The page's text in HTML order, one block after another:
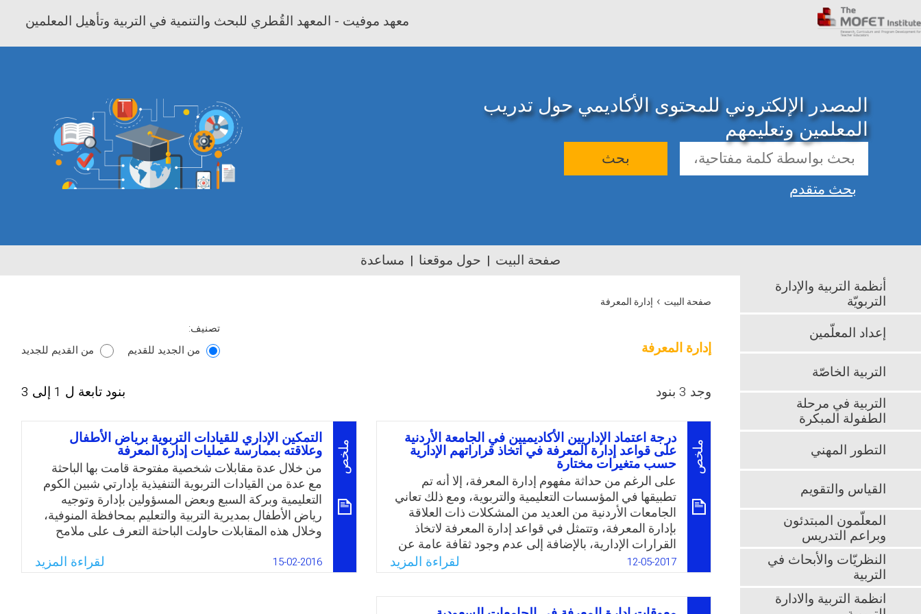
معهد موفيت - المعهد القُطري للبحث والتنمية في التربية وتأهيل المعلمين
المصدر الإلكتروني للمحتوى الأكاديمي حول تدريب
المعلمين وتعليمهم
بحث
بحث متقدم
صفحة البيت حول موقعنا مساعدة
صفحة البيت › إدارة المعرفة
إدارة المعرفة
تصنيف:
من الجديد للقديم
من القديم للجديد
وجد 3 بنود بنود تابعة ل 1 إلى 3
ملخص
درجة اعتماد الإداريين الأكاديميين في الجامعة الأردنية
على قواعد إدارة المعرفة في اتخاذ قراراتهم الإدارية
حسب متغيرات مختارة
على الرغم من حداثة مفهوم إدارة المعرفة، إلا أنه تم
تطبيقها في المؤسسات التعليمية والتربوية، ومع ذلك تعاني
الجامعات الأردنية من العديد من المشكلات ذات العلاقة
بإدارة المعرفة، وتتمثل في قواعد إدارة المعرفة لاتخاذ
القرارات الإدارية، بالإضافة إلى عدم وجود ثقافة عامة عن
هذا الموضوع، أضف إلى ذلك عدم اهتمام الجامعات الأردنية
متمثلة بإداراتها والتشجيع على العمل الجماعي والتكاتف
والتواصل فيما بين الجامعات وفيما بين الموظفين على
مختلف المستويات الإدارية، ويمكن القول أن الجامعات بما
12-05-2017 لقراءة المزيد
ملخص
التمكين الإداري للقيادات التربوية برياض الأطفال
وعلاقته بممارسة عمليات إدارة المعرفة
من خلال عدة مقابلات شخصية مفتوحة قامت بها الباحثة
مع عدة من القيادات التربوية التنفيذية بإدارتي شبين الكوم
التعليمية وبركة السبع وبعض المسؤولين بإدارة وتوجيه
رياض الأطفال بمديرية التربية والتعليم بمحافظة المنوفية،
وخلال هذه المقابلات حاولت الباحثة التعرف على ملامح
وكذلك ممارسات عمليات إدارة المعرفة بالروضات، وقد
لاحظت من نتائج المقابلات أن واقع التمكين الإداري غير
15-02-2016 لقراءة المزيد
أنظمة التربية والإدارة
التربويّة
إعداد المعلّمين
التربية الخاصّة
التربية في مرحلة
الطفولة المبكرة
التطور المهني
القياس والتقويم
المعلّمون المبتدئون
وبراعم التدريس
النظريّات والأبحاث في
التربية
انظمة التربية والادارة